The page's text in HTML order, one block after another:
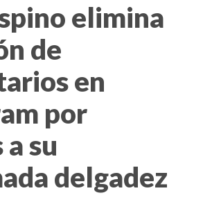
elimina
de
en
por
su
delgadez